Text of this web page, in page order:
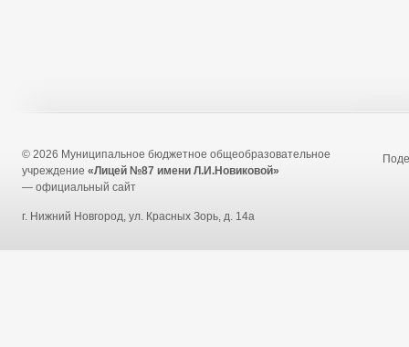
© 2026 Муниципальное бюджетное общеобразовательное
учреждение «Лицей №87 имени Л.И.Новиковой»
— официальный сайт
г. Нижний Новгород, ул. Красных Зорь, д. 14а